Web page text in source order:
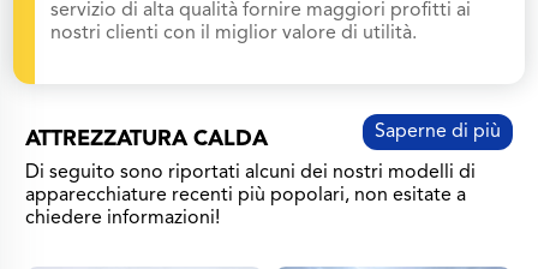
servizio di alta qualità fornire maggiori profitti ai
nostri clienti con il miglior valore di utilità.
ATTREZZATURA CALDA Saperne di più
Di seguito sono riportati alcuni dei nostri modelli di
apparecchiature recenti più popolari, non esitate a
chiedere informazioni!